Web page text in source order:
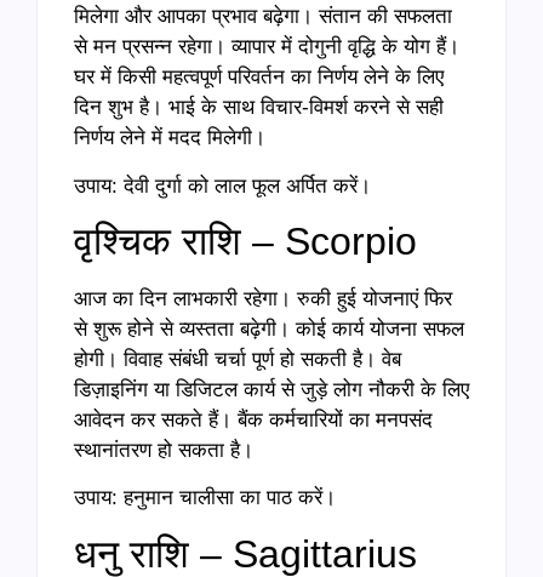
मिलेगा और आपका प्रभाव बढ़ेगा। संतान की सफलता
से मन प्रसन्न रहेगा। व्यापार में दोगुनी वृद्धि के योग हैं।
घर में किसी महत्वपूर्ण परिवर्तन का निर्णय लेने के लिए
दिन शुभ है। भाई के साथ विचार-विमर्श करने से सही
निर्णय लेने में मदद मिलेगी।
उपाय: देवी दुर्गा को लाल फूल अर्पित करें।
वृश्चिक राशि – Scorpio
आज का दिन लाभकारी रहेगा। रुकी हुई योजनाएं फिर
से शुरू होने से व्यस्तता बढ़ेगी। कोई कार्य योजना सफल
होगी। विवाह संबंधी चर्चा पूर्ण हो सकती है। वेब
डिज़ाइनिंग या डिजिटल कार्य से जुड़े लोग नौकरी के लिए
आवेदन कर सकते हैं। बैंक कर्मचारियों का मनपसंद
स्थानांतरण हो सकता है।
उपाय: हनुमान चालीसा का पाठ करें।
धनु राशि – Sagittarius